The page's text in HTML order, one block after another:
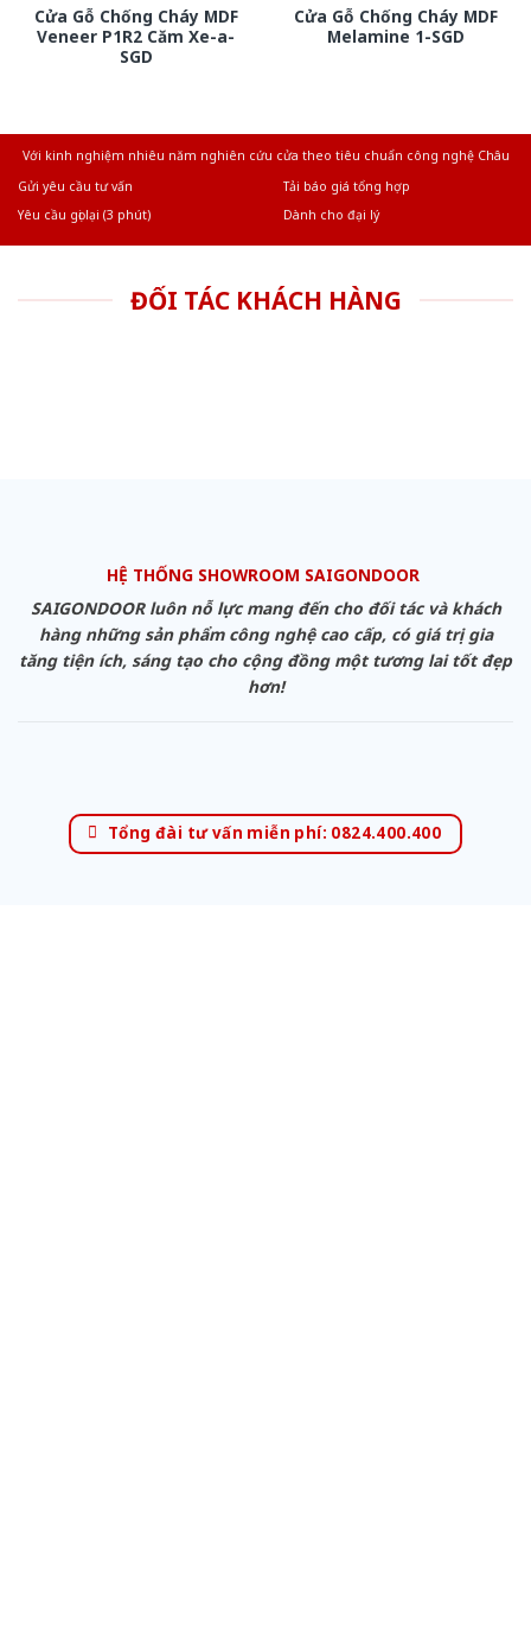
Cửa Gỗ Chống Cháy MDF
Veneer P1R2 Căm Xe-a-
SGD
Cửa Gỗ Chống Cháy MDF
Melamine 1-SGD
Với kinh nghiệm nhiêu năm nghiên cứu cửa theo tiêu chuẩn công nghệ Châu
Gửi yêu cầu tư vấn
Tải báo giá tổng hợp
Yêu cầu gọi lại (3 phút)
Dành cho đại lý
ĐỐI TÁC KHÁCH HÀNG
HỆ THỐNG SHOWROOM SAIGONDOOR
SAIGONDOOR luôn nỗ lực mang đến cho đối tác và khách
hàng những sản phẩm công nghệ cao cấp, có giá trị gia
tăng tiện ích, sáng tạo cho cộng đồng một tương lai tốt đẹp
hơn!
Tổng đài tư vấn miễn phí: 0824.400.400